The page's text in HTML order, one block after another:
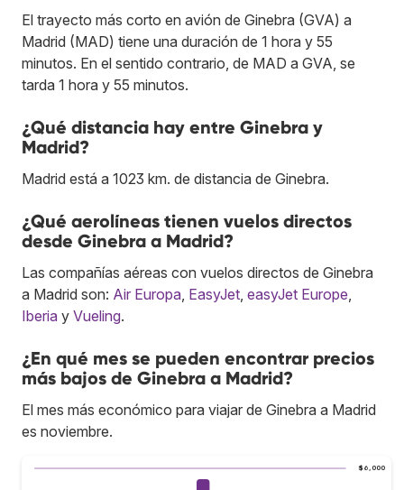
El trayecto más corto en avión de Ginebra (GVA) a
Madrid (MAD) tiene una duración de 1 hora y 55
minutos. En el sentido contrario, de MAD a GVA, se
tarda 1 hora y 55 minutos.
¿Qué distancia hay entre Ginebra y
Madrid?
Madrid está a 1023 km. de distancia de Ginebra.
¿Qué aerolíneas tienen vuelos directos
desde Ginebra a Madrid?
Las compañías aéreas con vuelos directos de Ginebra
a Madrid son: Air Europa EasyJet easyJet Europe
Iberia y Vueling.
¿En qué mes se pueden encontrar precios
más bajos de Ginebra a Madrid?
El mes más económico para viajar de Ginebra a Madrid
es noviembre.
$6,000